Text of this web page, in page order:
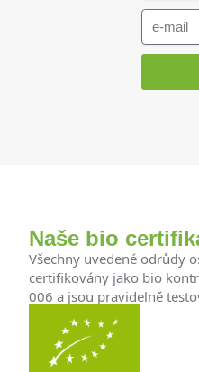
Naše bio
Všechny uvedené odrůdy
certifikovány jako bio
006 a jsou pravidelně